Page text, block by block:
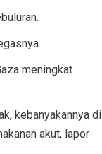
meningkat
kebanyakannya di
akut, lapor